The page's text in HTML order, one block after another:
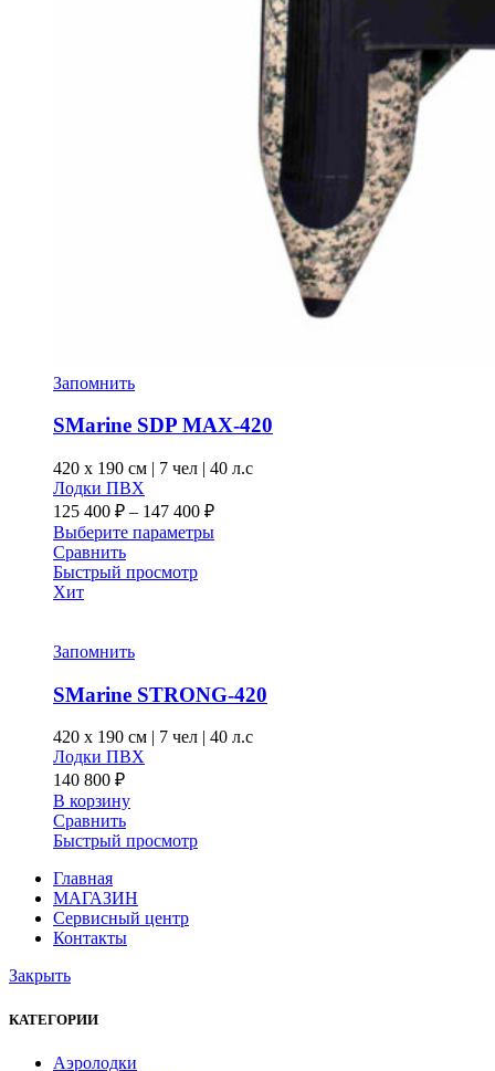
Запомнить
SMarine SDP MAX-420
420 x 190 см | 7 чел | 40 л.с
Лодки ПВХ
125 400 ₽ – 147 400 ₽Диапазон
цен:
Выберите параметрыЭтот
на
странице
товара.
Сравнить
Быстрый просмотр
Хит
Запомнить
SMarine STRONG-420
420 x 190 см | 7 чел | 40 л.с
Лодки ПВХ
140 800 ₽
В корзину
Сравнить
Быстрый просмотр
Главная
МАГАЗИН
Сервисный центр
Контакты
Закрыть
КАТЕГОРИИ
Аэролодки